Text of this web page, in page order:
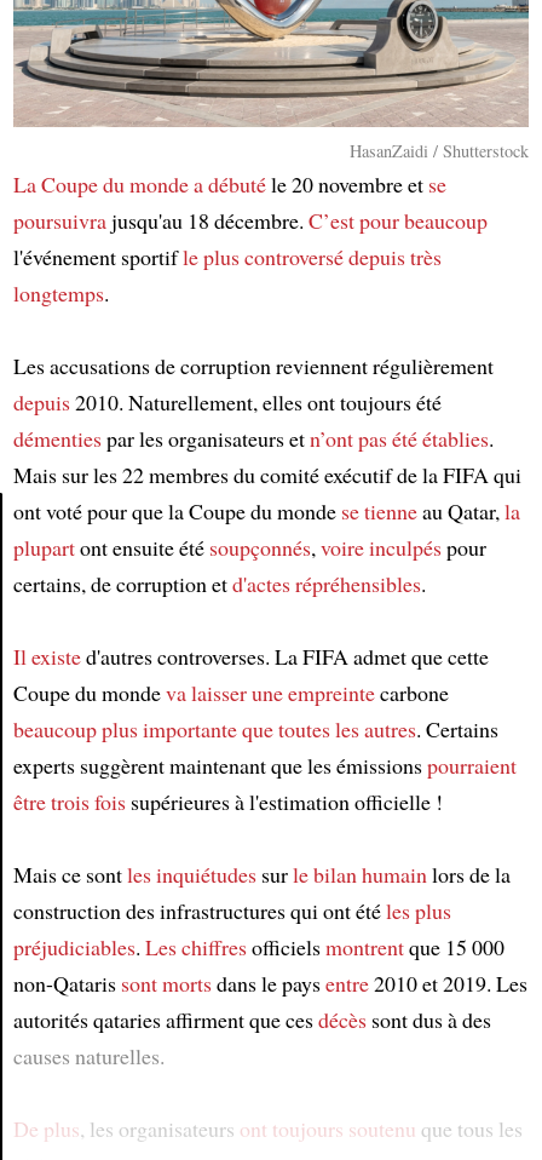
Article
HasanZaidi / Shutterstock
La Coupe du mondea débutéle 20 novembre et se
poursuivrajusqu'au 18 décembre. C’est pour beaucoup
l'événement sportifle plus controversédepuis très
longtemps.
Les accusations de corruption reviennent régulièrement
depuis2010. Naturellement, elles ont toujours été
démentiespar les organisateurs etn’ont pas été établies.
Mais sur les 22 membres du comité exécutif de la FIFA qui
ont voté pour que la Coupe du monde se tienneau Qatar,la
plupartont ensuite été soupçonnés,voireinculpéspour
certains, de corruption etd'actes répréhensibles.
Il existed'autres controverses. La FIFA admet que cette
Coupe du mondeva laisserune empreintecarbone
beaucoup plus importanteque toutes les autres. Certains
experts suggèrent maintenant que les émissionspourraient
êtretrois foissupérieures à l'estimation officielle !
Mais ce sontles inquiétudessurle bilan humainlors de la
construction des infrastructures qui ont étéles plus
préjudiciables. Les chiffresofficielsmontrentque 15 000
non-Qataris sont mortsdans le paysentre2010 et 2019. Les
autorités qataries affirment que cesdécèssont dus à des
causes naturelles.
De plus, les organisateurs ont toujours soutenu que tous les